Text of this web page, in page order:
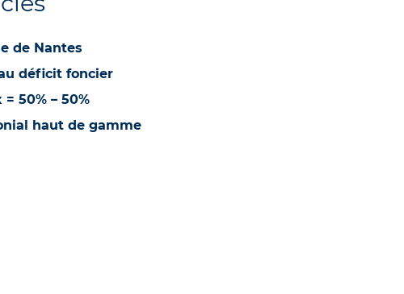
de Nantes
déficit foncier
50% – 50%
haut de gamme